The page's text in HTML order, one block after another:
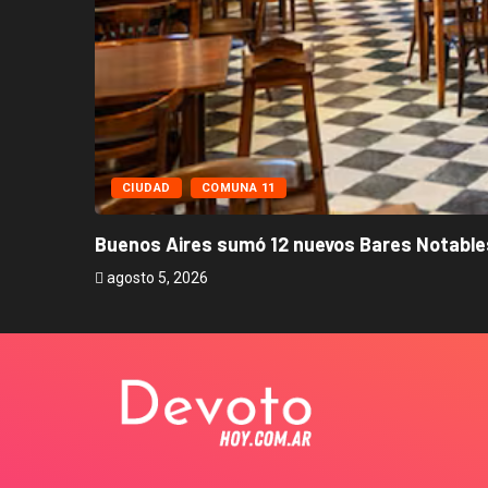
CIUDAD COMUNA 11
Buenos Aires sumó 12 nuevos Bares
agosto 5, 2026